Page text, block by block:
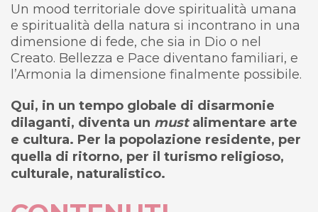
Un mood territoriale dove spiritualità umana
e spiritualità della natura si incontrano in una
dimensione di fede, che sia in Dio o nel
Creato. Bellezza e Pace diventano familiari, e
l’Armonia la dimensione finalmente possibile.
Qui, in un tempo globale di disarmonie
dilaganti, diventa un mustalimentare arte
e cultura. Per la popolazione residente, per
quella di ritorno, per il turismo religioso,
culturale, naturalistico.